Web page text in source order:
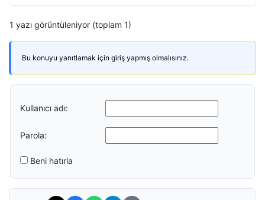
1 yazı görüntüleniyor (toplam 1)
Bu konuyu yanıtlamak için giriş yapmış olmalısınız.
Kullanıcı adı:
Parola:
Beni hatırla